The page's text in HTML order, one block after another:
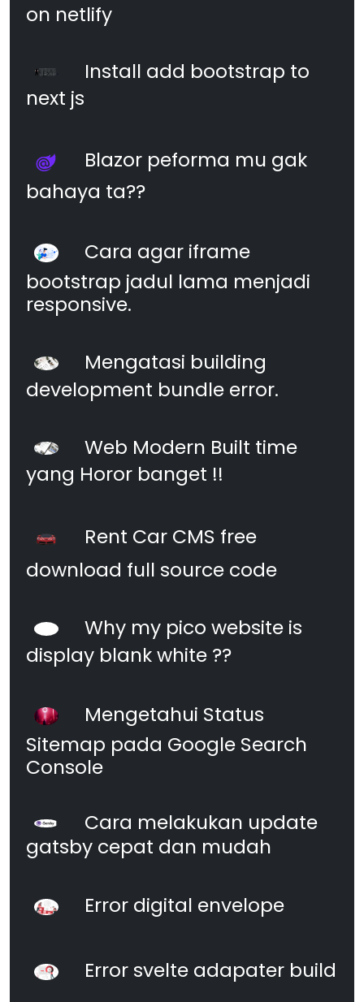
on netlify
Install add bootstrap to
next js
Blazor peforma mu gak
bahaya ta??
Cara agar iframe
bootstrap jadul lama menjadi
responsive.
Mengatasi building
development bundle error.
Web Modern Built time
yang Horor banget !!
Rent Car CMS free
download full source code
Why my pico website is
display blank white ??
Mengetahui Status
Sitemap pada Google Search
Console
Cara melakukan update
gatsby cepat dan mudah
Error digital envelope
Error svelte adapater build